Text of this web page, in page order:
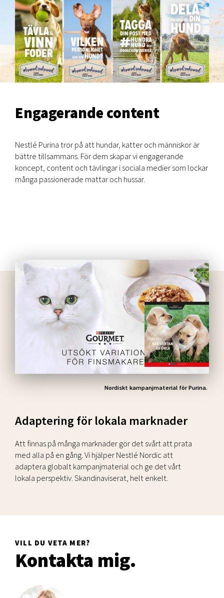
Engagerande content
Nestlé Purina tror på att hundar, katter och människor är
bättre tillsammans. För dem skapar vi engagerande
koncept, content och tävlingar i sociala medier som lockar
många passionerade mattar och hussar.
Nordiskt kampanjmaterial för Purina.
Adaptering för lokala marknader
Att finnas på många marknader gör det svårt att prata
med alla på en gång. Vi hjälper Nestlé Nordic att
adaptera globalt kampanjmaterial och ge det vårt
lokala perspektiv. Skandinaviserat, helt enkelt.
VILL DU VETA MER?
Kontakta mig.